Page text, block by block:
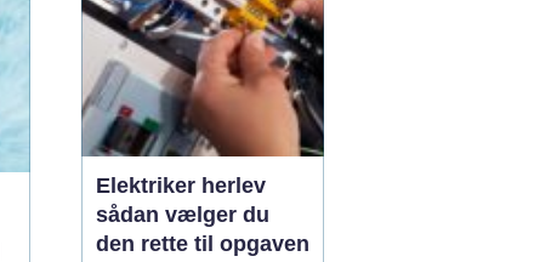
Elektriker herlev
sådan vælger du
den rette til opgaven